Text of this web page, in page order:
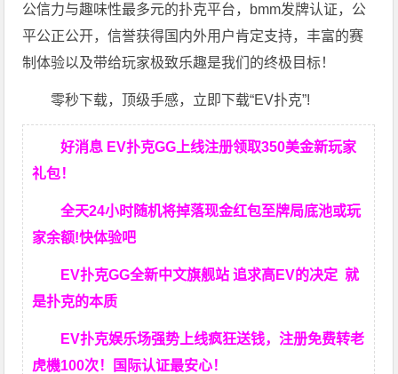
公信力与趣味性最多元的扑克平台，bmm发牌认证，公
平公正公开，信誉获得国内外用户肯定支持，丰富的赛
制体验以及带给玩家极致乐趣是我们的终极目标！
零秒下载，顶级手感，立即下载“EV扑克”!
好消息 EV扑克GG上线注册领取350美金新玩家
礼包！
全天24小时随机将掉落现金红包至牌局底池或玩
家余额!快体验吧
EV扑克GG全新中文旗舰站 追求高EV的决定就
是扑克的本质
EV扑克娱乐场强势上线疯狂送钱，注册免费转老
虎機100次！国际认证最安心！